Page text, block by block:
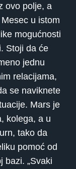
ovo polje, a
u istom
mogućnosti
Stoji da će
jednu
relacijama,
se naviknete
Mars je
kolega, a u
tako da
pomoć od
bazi. „Svaki